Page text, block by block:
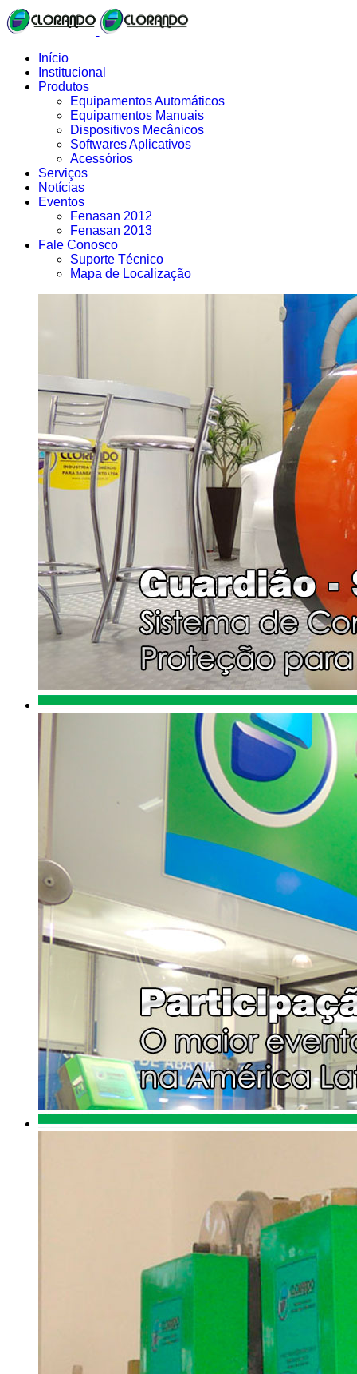
Início
Institucional
Produtos
Equipamentos Automáticos
Equipamentos Manuais
Dispositivos Mecânicos
Softwares Aplicativos
Acessórios
Serviços
Notícias
Eventos
Fenasan 2012
Fenasan 2013
Fale Conosco
Suporte Técnico
Mapa de Localização